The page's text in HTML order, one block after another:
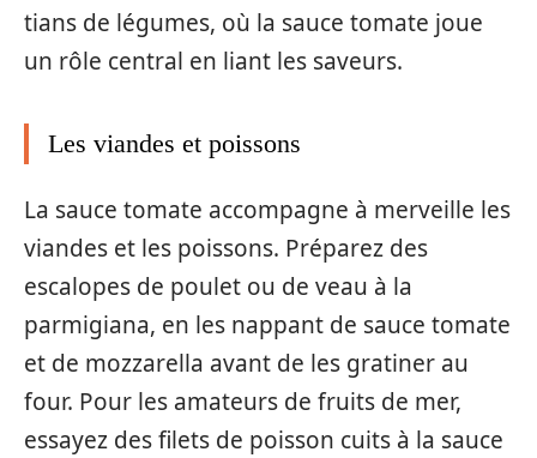
tians de légumes, où la sauce tomate joue
un rôle central en liant les saveurs.
Les viandes et poissons
La sauce tomate accompagne à merveille les
viandes et les poissons. Préparez des
escalopes de poulet ou de veau à la
parmigiana, en les nappant de sauce tomate
et de mozzarella avant de les gratiner au
four. Pour les amateurs de fruits de mer,
essayez des filets de poisson cuits à la sauce